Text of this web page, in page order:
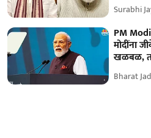
Surabhi
PM
मोदींना
खळबळ,
Bharat